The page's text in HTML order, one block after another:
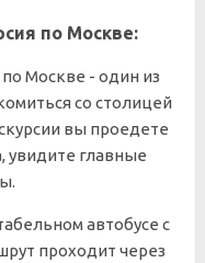
по Москве:
по Москве - один из
со столицей
вы проедете
увидите главные
автобусе с
проходит через